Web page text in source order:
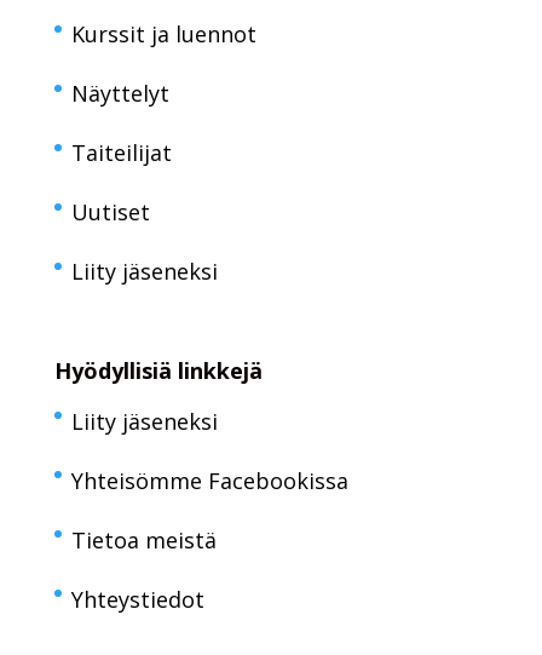
Kurssit ja luennot
Näyttelyt
Taiteilijat
Uutiset
Liity jäseneksi
Hyödyllisiä linkkejä
Liity jäseneksi
Yhteisömme Facebookissa
Tietoa meistä
Yhteystiedot